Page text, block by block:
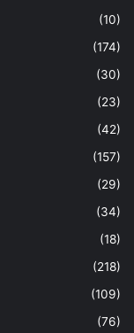
(10)
(174)
(30)
(23)
(42)
(157)
(29)
(34)
(18)
(218)
(109)
(76)